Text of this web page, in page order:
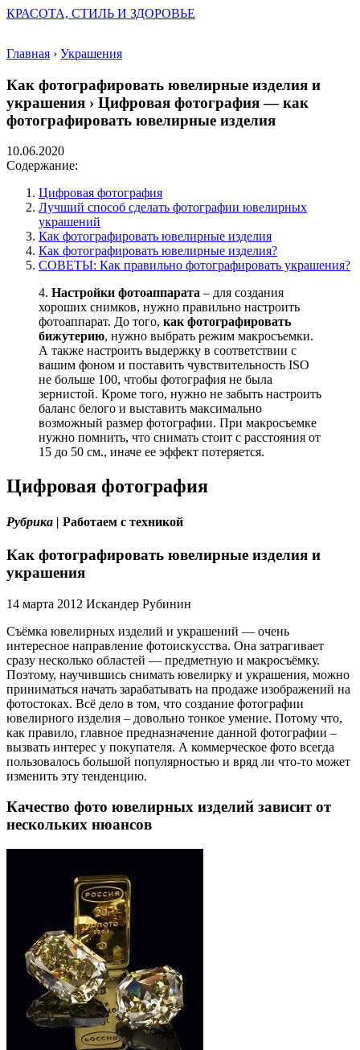
КРАСОТА, СТИЛЬ И ЗДОРОВЬЕ
Главная › Украшения
Как фотографировать ювелирные изделия и
украшения › Цифровая фотография — как
фотографировать ювелирные изделия
10.06.2020
Содержание:
Цифровая фотография
Лучший способ сделать фотографии ювелирных
украшений
Как фотографировать ювелирные изделия
Как фотографировать ювелирные изделия?
СОВЕТЫ: Как правильно фотографировать украшения?
4. Настройки фотоаппарата – для создания
хороших снимков, нужно правильно настроить
фотоаппарат. До того, как фотографировать
бижутерию, нужно выбрать режим макросъемки.
А также настроить выдержку в соответствии с
вашим фоном и поставить чувствительность ISO
не больше 100, чтобы фотография не была
зернистой. Кроме того, нужно не забыть настроить
баланс белого и выставить максимально
возможный размер фотографии. При макросъемке
нужно помнить, что снимать стоит с расстояния от
15 до 50 см., иначе ее эффект потеряется.
Цифровая фотография
Рубрика | Работаем с техникой
Как фотографировать ювелирные изделия и
украшения
14 марта 2012 Искандер Рубинин
Съёмка ювелирных изделий и украшений — очень
интересное направление фотоискусства. Она затрагивает
сразу несколько областей — предметную и макросъёмку.
Поэтому, научившись снимать ювелирку и украшения, можно
приниматься начать зарабатывать на продаже изображений на
фотостоках. Всё дело в том, что создание фотографии
ювелирного изделия – довольно тонкое умение. Потому что,
как правило, главное предназначение данной фотографии –
вызвать интерес у покупателя. А коммерческое фото всегда
пользовалось большой популярностью и вряд ли что-то может
изменить эту тенденцию.
Качество фото ювелирных изделий зависит от
нескольких нюансов